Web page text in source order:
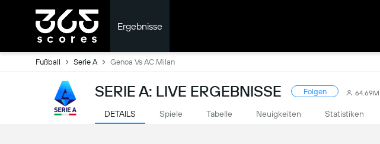
Ergebnisse
Fußball Serie A Genoa Vs AC Milan
SERIE A: LIVE ERGEBNISSE Folgen 64.69M
DETAILS Spiele Tabelle Neuigkeiten Statistiken